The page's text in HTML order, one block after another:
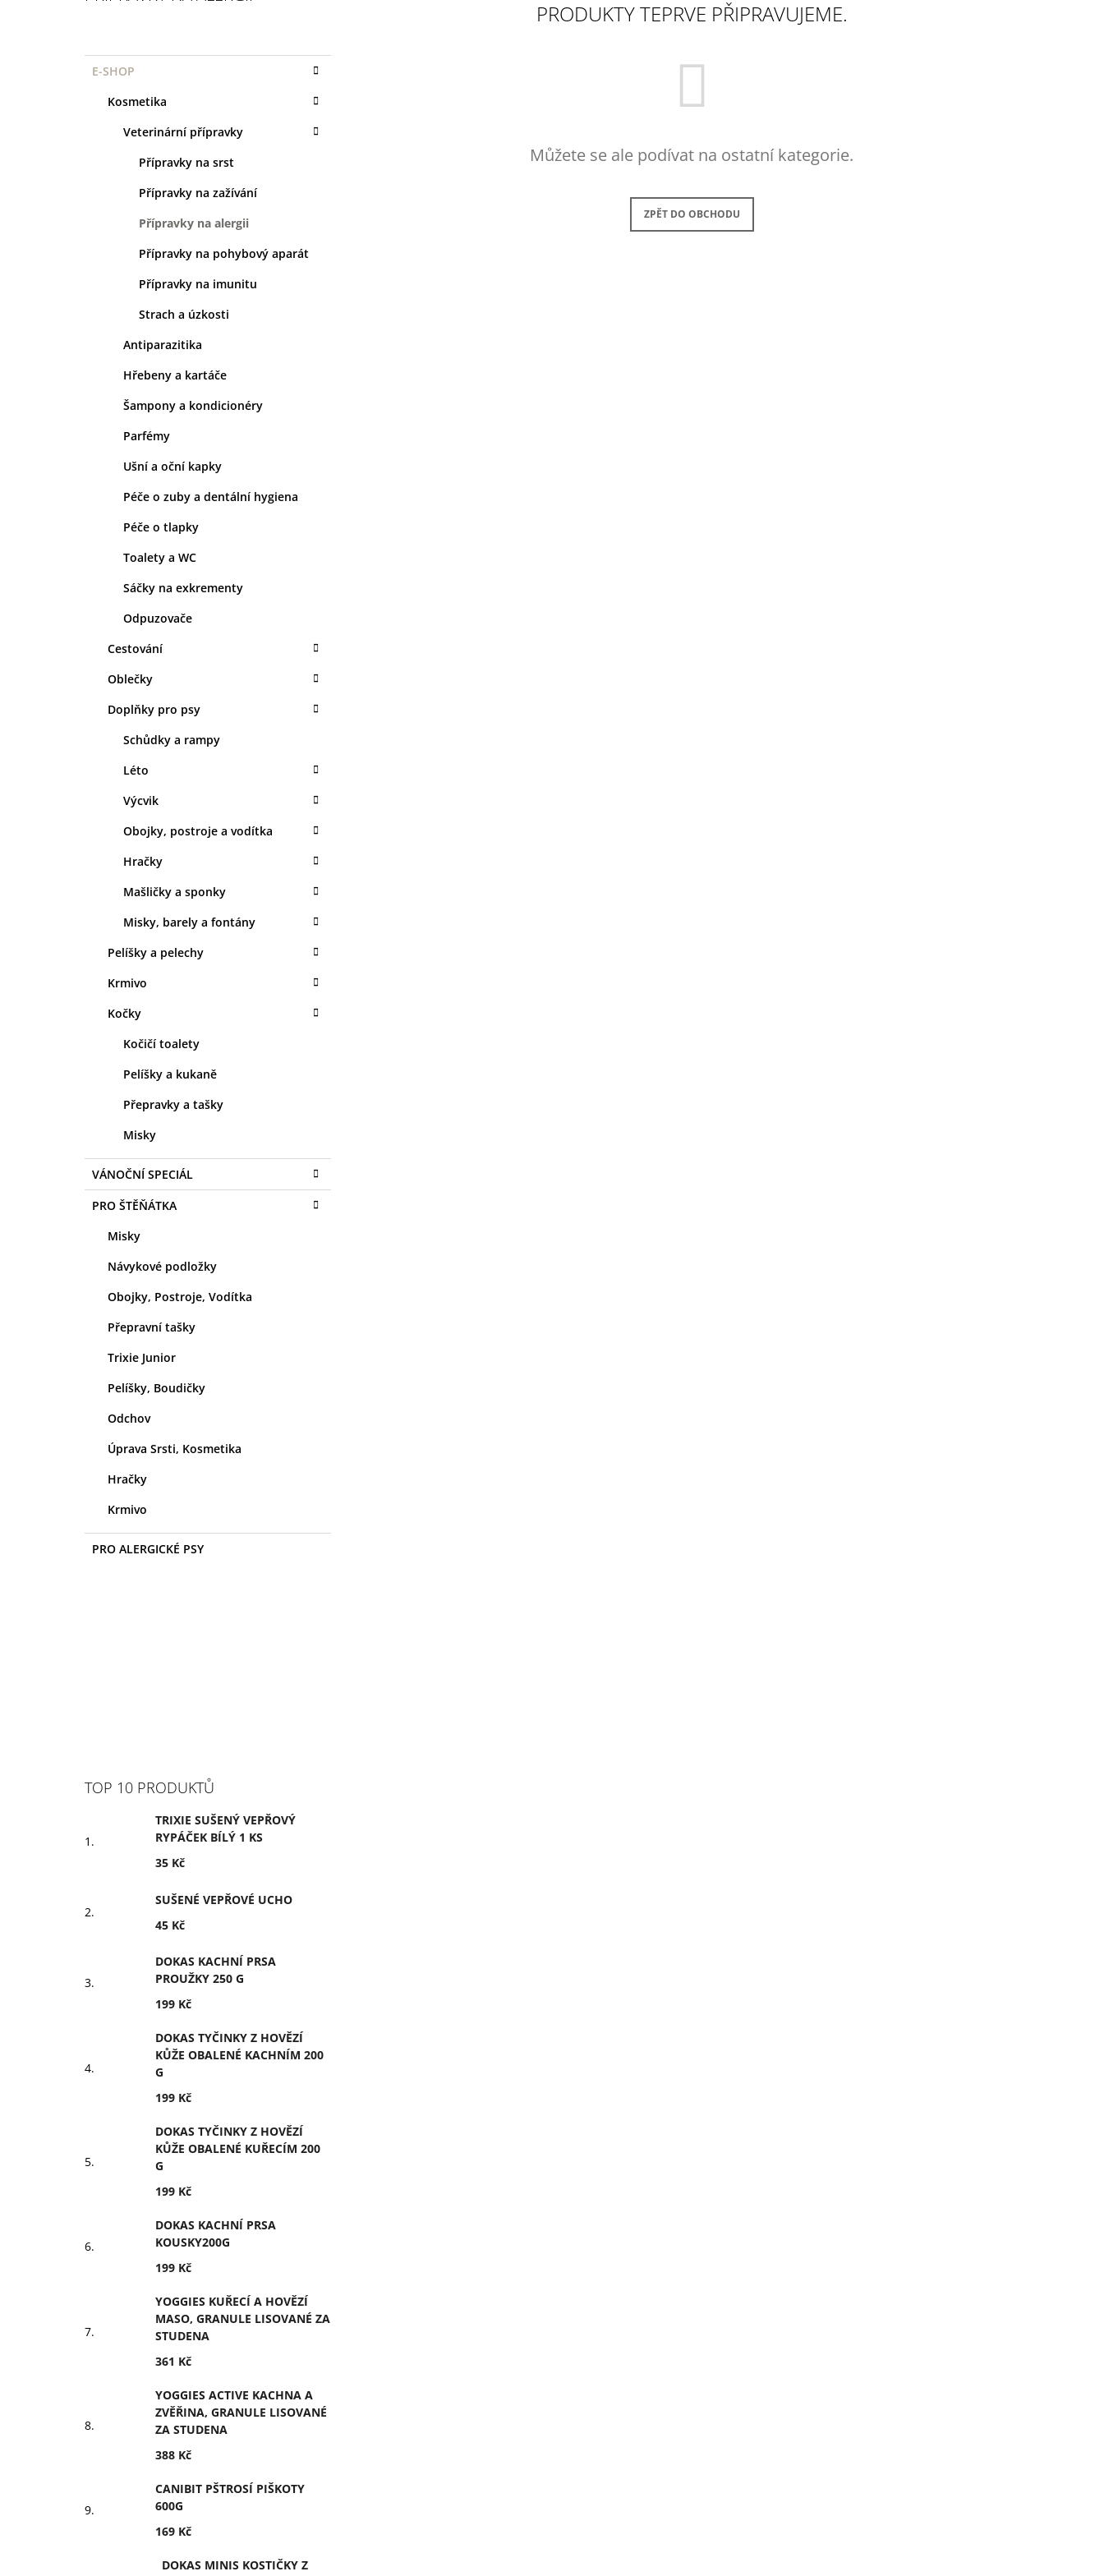
kategorie
KE-SHOP
Kosmetika
Veterinární přípravky
Přípravky na srst
Přípravky na zažívání
Přípravky na alergii
Přípravky na pohybový aparát
Přípravky na imunitu
Strach a úzkosti
Antiparazitika
Hřebeny a kartáče
Šampony a kondicionéry
Parfémy
Ušní a oční kapky
Péče o zuby a dentální hygiena
Péče o tlapky
Toalety a WC
Sáčky na exkrementy
Odpuzovače
Cestování
Oblečky
Doplňky pro psy
Schůdky a rampy
Léto
Výcvik
Obojky, postroje a vodítka
Hračky
Mašličky a sponky
Misky, barely a fontány
Pelíšky a pelechy
Krmivo
Kočky
Kočičí toalety
Pelíšky a kukaně
Přepravky a tašky
Misky
VÁNOČNÍ SPECIÁL
PRO ŠTĚŇÁTKA
Misky
Návykové podložky
Obojky, Postroje, Vodítka
Přepravní tašky
Trixie Junior
Pelíšky, Boudičky
Odchov
Úprava Srsti, Kosmetika
Hračky
Krmivo
PRO ALERGICKÉ PSY
TOP 10 PRODUKTŮ
TRIXIE SUŠENÝ VEPŘOVÝ
RYPÁČEK BÍLÝ 1 KS
35 Kč
SUŠENÉ VEPŘOVÉ UCHO
45 Kč
DOKAS KACHNÍ PRSA
PROUŽKY 250 G
199 Kč
DOKAS TYČINKY Z HOVĚZÍ
KŮŽE OBALENÉ KACHNÍM 200
G
199 Kč
DOKAS TYČINKY Z HOVĚZÍ
KŮŽE OBALENÉ KUŘECÍM 200
G
199 Kč
DOKAS KACHNÍ PRSA
KOUSKY200G
199 Kč
YOGGIES KUŘECÍ A HOVĚZÍ
MASO, GRANULE LISOVANÉ ZA
STUDENA
361 Kč
YOGGIES ACTIVE KACHNA A
ZVĚŘINA, GRANULE LISOVANÉ
ZA STUDENA
388 Kč
CANIBIT PŠTROSÍ PIŠKOTY
600G
169 Kč
DOKAS MINIS KOSTIČKY Z
PRODUKTY TEPRVE PŘIPRAVUJEME.
Můžete se ale podívat na ostatní kategorie.
ZPĚT DO OBCHODU
1 KS
199 Kč